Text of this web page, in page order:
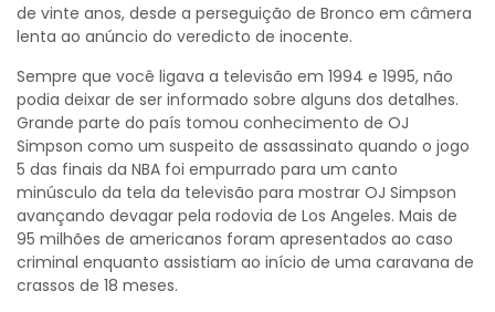
de vinte anos, desde a perseguição de Bronco em câmera
lenta ao anúncio do veredicto de inocente.
Sempre que você ligava a televisão em 1994 e 1995, não
podia deixar de ser informado sobre alguns dos detalhes.
Grande parte do país tomou conhecimento de OJ
Simpson como um suspeito de assassinato quando o jogo
5 das finais da NBA foi empurrado para um canto
minúsculo da tela da televisão para mostrar OJ Simpson
avançando devagar pela rodovia de Los Angeles. Mais de
95 milhões de americanos foram apresentados ao caso
criminal enquanto assistiam ao início de uma caravana de
crassos de 18 meses.